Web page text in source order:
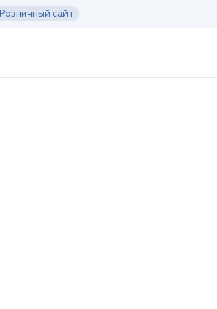
Розничный сайт